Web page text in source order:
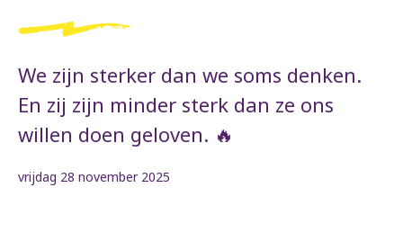
We zijn sterker dan we soms denken.
En zij zijn minder sterk dan ze ons
willen doen geloven. 🔥
vrijdag 28 november 2025